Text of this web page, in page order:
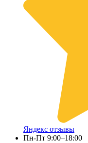
Яндекс отзывы
Пн-Пт 9:00–18:00